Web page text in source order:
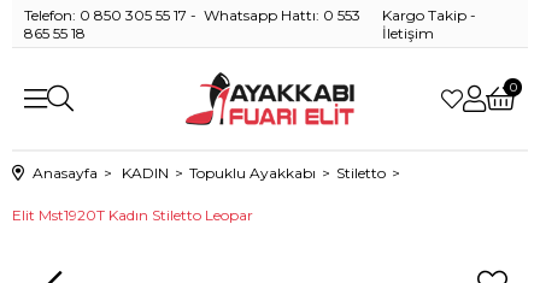
Telefon: 0 850 305 55 17 - Whatsapp Hattı: 0 553
865 55 18
Kargo Takip -
İletişim
0
Anasayfa KADIN Topuklu Ayakkabı Stiletto
Elit Mst1920T Kadın Stiletto Leopar